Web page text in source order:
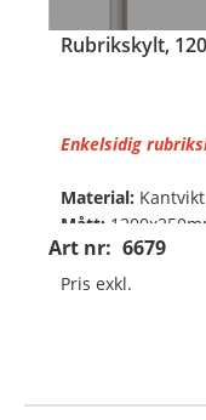
Rubrikskylt,
Art nr: 6679
Enkelsidig
Material:
Mått:
• Standard
Pris exkl.